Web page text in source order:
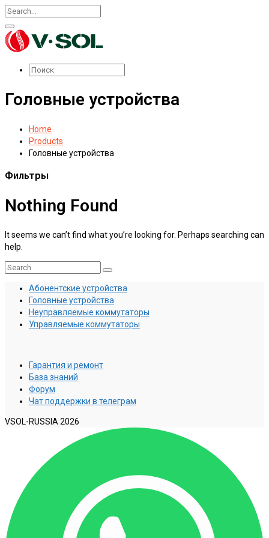
Головные устройства
Home
Products
Головные устройства
Фильтры
Nothing Found
It seems we can’t find what you’re looking for. Perhaps searching can
help.
Абонентские устройства
Головные устройства
Неуправляемые коммутаторы
Управляемые коммутаторы
Гарантия и ремонт
База знаний
Форум
Чат поддержки в телеграм
VSOL-RUSSIA 2026